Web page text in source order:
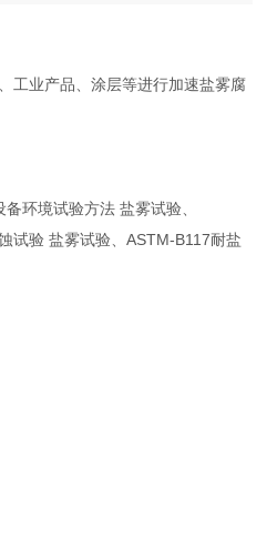
工业产品、涂层等进行加速盐雾腐
环境试验方法 盐雾试验、
试验 盐雾试验、ASTM-B117耐盐